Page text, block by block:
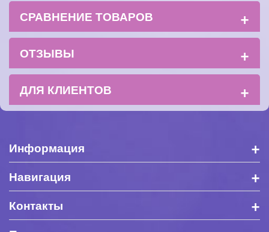
СРАВНЕНИЕ ТОВАРОВ +
ОТЗЫВЫ +
ДЛЯ КЛИЕНТОВ +
Информация +
Навигация +
Контакты +